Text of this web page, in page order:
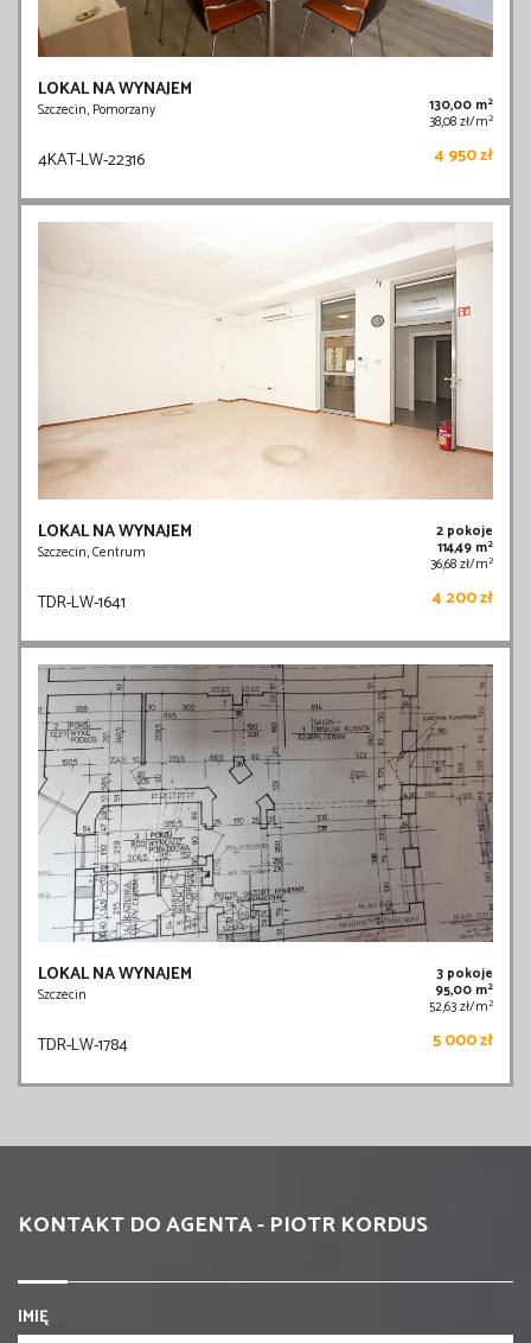
LOKAL NA WYNAJEM
Szczecin, Pomorzany 130,00 m2
38,08 zł/m2
4KAT-LW-22316 4 950 zł
LOKAL NA WYNAJEM
Szczecin, Centrum
2 pokoje
114,49 m2
36,68 zł/m2
TDR-LW-1641 4 200 zł
LOKAL NA WYNAJEM
Szczecin
3 pokoje
95,00 m2
52,63 zł/m2
TDR-LW-1784 5 000 zł
KONTAKT DO AGENTA - PIOTR KORDUS
IMIĘ